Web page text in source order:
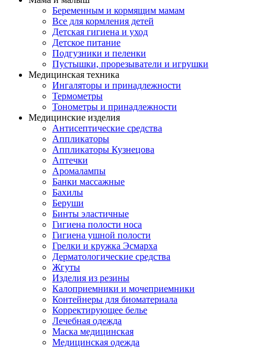
Беременным и кормящим мамам
Все для кормления детей
Детская гигиена и уход
Детское питание
Подгузники и пеленки
Пустышки, прорезыватели и игрушки
Медицинская техника
Ингаляторы и принадлежности
Термометры
Тонометры и принадлежности
Медицинские изделия
Антисептические средства
Аппликаторы
Аппликаторы Кузнецова
Аптечки
Аромалампы
Банки массажные
Бахилы
Беруши
Бинты эластичные
Гигиена полости носа
Гигиена ушной полости
Грелки и кружка Эсмарха
Дерматологические средства
Жгуты
Изделия из резины
Калоприемники и мочеприемники
Контейнеры для биоматериала
Корректирующее белье
Лечебная одежда
Маска медицинская
Медицинская одежда